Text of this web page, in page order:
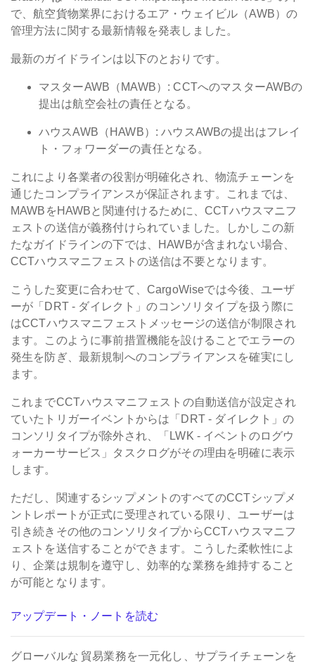
で、航空貨物業界におけるエア・ウェイビル（AWB）の
管理方法に関する最新情報を発表しました。
最新のガイドラインは以下のとおりです。
マスターAWB（MAWB）: CCTへのマスターAWBの
提出は航空会社の責任となる。
ハウスAWB（HAWB）: ハウスAWBの提出はフレイ
ト・フォワーダーの責任となる。
これにより各業者の役割が明確化され、物流チェーンを
通じたコンプライアンスが保証されます。
これまでは、
MAWBをHAWBと関連付けるために、CCTハウスマニフ
ェストの送信が義務付けられていました。しかしこの新
たなガイドラインの下では、HAWBが含まれない場合、
CCTハウスマニフェストの送信は不要となります。
こうした変更に合わせて、CargoWiseでは今後、ユーザ
ーが「DRT - ダイレクト」のコンソリタイプを扱う際に
はCCTハウスマニフェストメッセージの送信が制限され
ます。このように事前措置機能を設けることでエラーの
発生を防ぎ、最新規制へのコンプライアンスを確実にし
ます。
これまでCCTハウスマニフェストの自動送信が設定され
ていたトリガーイベントからは「DRT - ダイレクト」の
コンソリタイプが除外され、「LWK - イベントのログウ
ォーカーサービス」タスクログがその理由を明確に表示
します。
ただし、関連するシップメントのすべてのCCTシップメ
ントレポートが正式に受理されている限り、ユーザーは
引き続きその他のコンソリタイプからCCTハウスマニフ
ェストを送信することができます。こうした柔軟性によ
り、企業は規制を遵守し、効率的な業務を維持すること
が可能となります。
アップデート・ノートを読む
グローバルな 貿易業務を一元化し、サプライチェーンを